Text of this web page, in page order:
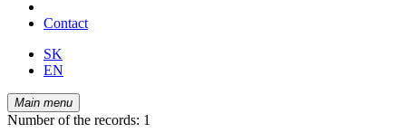
Contact
SK
EN
Main menu
Number of the records: 1